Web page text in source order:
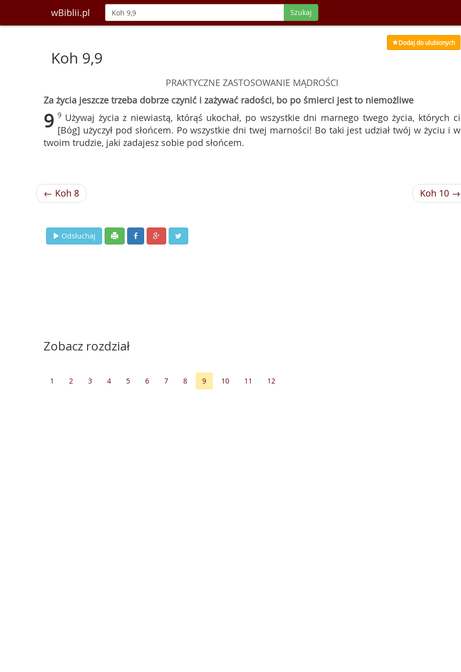
wBiblii.pl Szukaj
Dodaj do ulubionych
Koh 9,9
PRAKTYCZNE ZASTOSOWANIE MĄDROŚCI
Za życia jeszcze trzeba dobrze czynić i zażywać radości, bo po śmierci jest to niemożliwe
9 9 Używaj życia z niewiastą, którąś ukochał, po wszystkie dni marnego twego życia, których ci
[Bóg] użyczył pod słońcem. Po wszystkie dni twej marności! Bo taki jest udział twój w życiu i w
twoim trudzie, jaki zadajesz sobie pod słońcem.
← Koh 8 Koh 10 →
Odsłuchaj
Zobacz rozdział
1 2 3 4 5 6 7 8 9 10 11 12